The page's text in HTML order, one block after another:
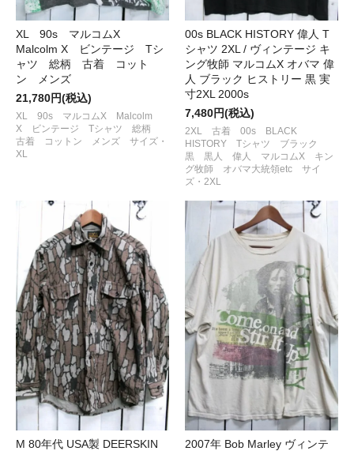
XL 90s マルコムX
Malcolm X ビンテージ Tシ
ャツ 総柄 古着 コット
ン メンズ
21,780円(税込)
XL 90s マルコムX Malcolm
X ビンテージ Tシャツ 総柄
古着 コットン メンズ サイズ・
XL
00s BLACK HISTORY 偉人 T
シャツ 2XL / ヴィンテージ キ
ング牧師 マルコムX オバマ 偉
人 ブラック ヒストリー 黒 実
寸2XL 2000s
7,480円(税込)
2XL 古着 00s BLACK
HISTORY Tシャツ ブラック
黒 黒人 偉人 マルコムX キン
グ牧師 オバマ大統領etc サイ
ズ・2XL
M 80年代 USA製 DEERSKIN 2007年 Bob Marley ヴィンテ